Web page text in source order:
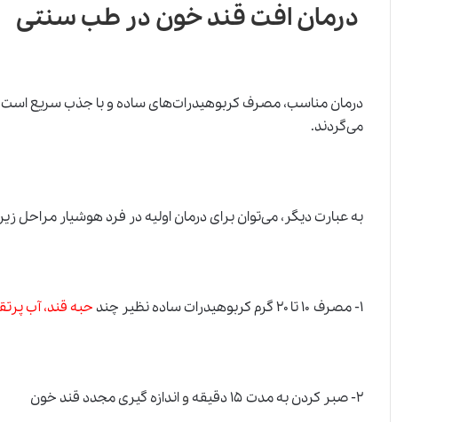
‌ درمان افت قند خون در طب سنتی
درمان مناسب، مصرف کربوهیدرات‌های ساده و با جذب سریع
می‌گردند.
به عبارت دیگر، می‌توان برای درمان اولیه در فرد هوشیار مراحل زیر
۱- مصرف ۱۰ تا ۲۰ گرم کربوهیدرات ساده نظیر چند حبه قند، آب
۲- صبر کردن به مدت ۱۵ دقیقه واندازه گیری مجدد قند خون